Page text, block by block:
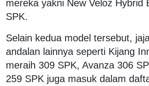
mereka yakni New Veloz Hybrid
SPK.
Selain kedua model tersebut,
andalan lainnya seperti Kijang
meraih 309 SPK, Avanza 306
259 SPK juga masuk dalam